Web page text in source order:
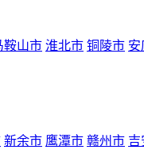
鞍山市 淮北市 铜陵市 安
新余市 鹰潭市 赣州市 吉